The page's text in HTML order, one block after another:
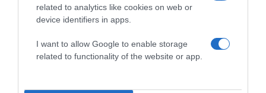
related to analytics like cookies on web or
device identifiers in apps.
I want to allow Google to enable storage
related to functionality of the website or app.
2026-08-07.